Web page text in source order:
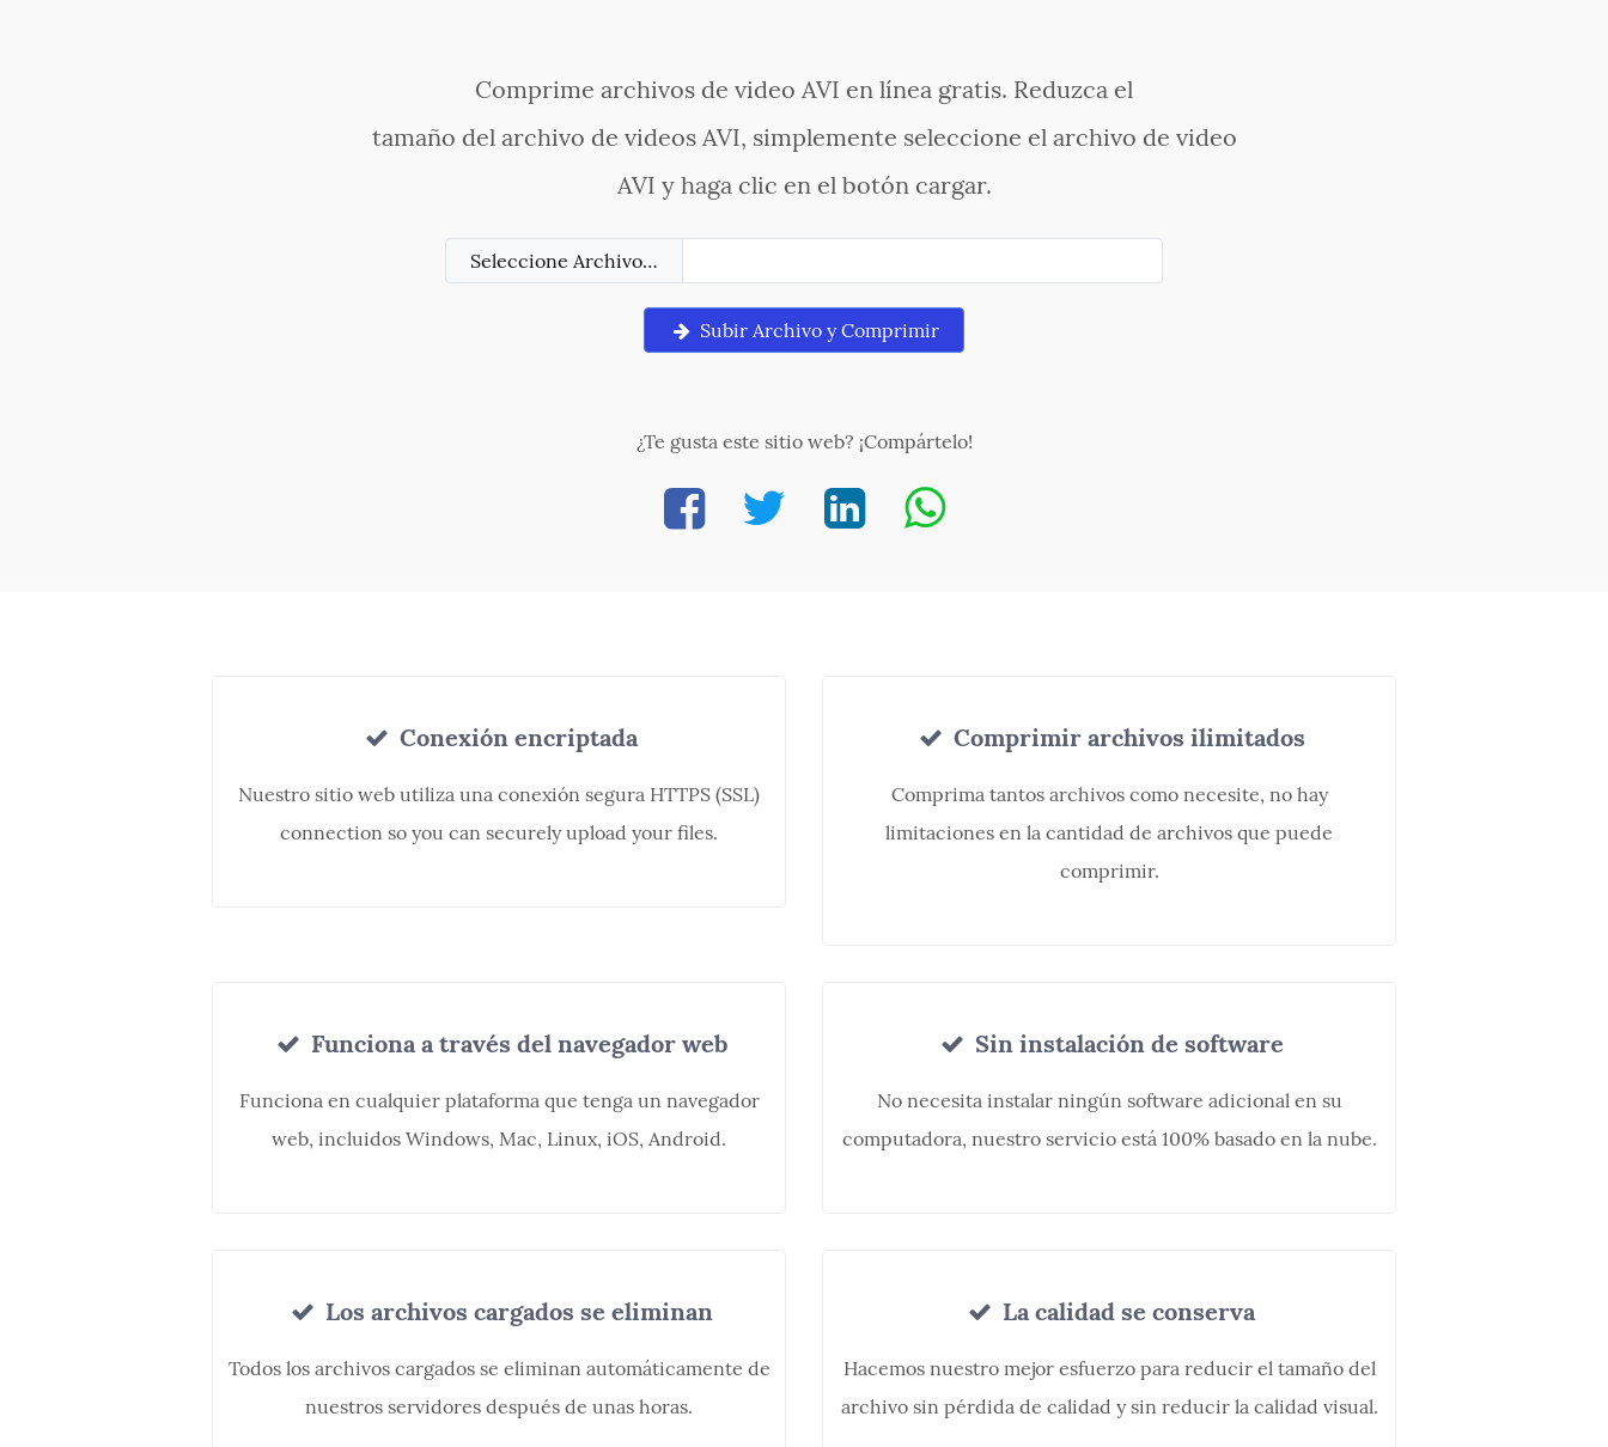
Comprime archivos de video AVI en línea gratis. Reduzca el
tamaño del archivo de videos AVI, simplemente seleccione el archivo de video
AVI y haga clic en el botón cargar.
Seleccione Archivo…
Subir Archivo y Comprimir
¿Te gusta este sitio web? ¡Compártelo!
Conexión encriptada
Nuestro sitio web utiliza una conexión segura HTTPS (SSL)
connection so you can securely upload your files.
Comprimir archivos ilimitados
Comprima tantos archivos como necesite, no hay
limitaciones en la cantidad de archivos que puede
comprimir.
Funciona a través del navegador web
Funciona en cualquier plataforma que tenga un navegador
web, incluidos Windows, Mac, Linux, iOS, Android.
Sin instalación de software
No necesita instalar ningún software adicional en su
computadora, nuestro servicio está 100% basado en la nube.
Los archivos cargados se eliminan
Todos los archivos cargados se eliminan automáticamente de
nuestros servidores después de unas horas.
La calidad se conserva
Hacemos nuestro mejor esfuerzo para reducir el tamaño del
archivo sin pérdida de calidad y sin reducir la calidad visual.